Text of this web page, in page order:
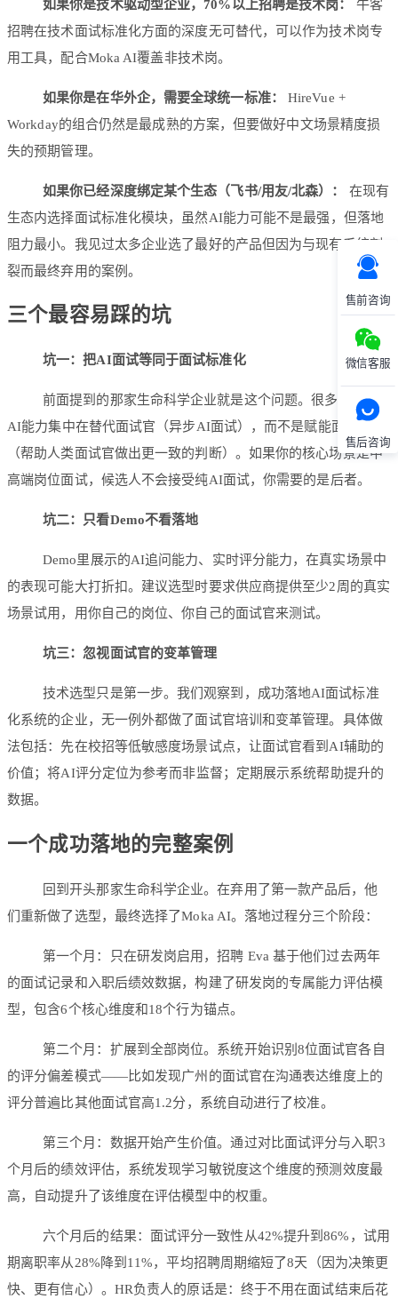
售前咨询
微信客服
售后咨询
如果你是技术驱动型企业，70%以上招聘是技术岗：
牛客
招聘在技术面试标准化方面的深度无可替代，可以作为技术岗专
用工具，配合Moka AI覆盖非技术岗。
如果你是在华外企，需要全球统一标准：
HireVue +
Workday的组合仍然是最成熟的方案，但要做好中文场景精度损
失的预期管理。
如果你已经深度绑定某个生态（飞书/用友/北森）：
在现有
生态内选择面试标准化模块，虽然AI能力可能不是最强，但落地
阻力最小。我见过太多企业选了最好的产品但因为与现有系统割
裂而最终弃用的案例。
三个最容易踩的坑
坑一：把AI面试等同于面试标准化
前面提到的那家生命科学企业就是这个问题。很多产品的
AI能力集中在替代面试官（异步AI面试），而不是赋能面试官
（帮助人类面试官做出更一致的判断）。如果你的核心场景是中
高端岗位面试，候选人不会接受纯AI面试，你需要的是后者。
坑二：只看Demo不看落地
Demo里展示的AI追问能力、实时评分能力，在真实场景中
的表现可能大打折扣。建议选型时要求供应商提供至少2周的真实
场景试用，用你自己的岗位、你自己的面试官来测试。
坑三：忽视面试官的变革管理
技术选型只是第一步。我们观察到，成功落地AI面试标准
化系统的企业，无一例外都做了面试官培训和变革管理。具体做
法包括：先在校招等低敏感度场景试点，让面试官看到AI辅助的
价值；将AI评分定位为参考而非监督；定期展示系统帮助提升的
数据。
一个成功落地的完整案例
回到开头那家生命科学企业。在弃用了第一款产品后，他
们重新做了选型，最终选择了Moka AI。落地过程分三个阶段：
第一个月：只在研发岗启用，招聘 Eva 基于他们过去两年
的面试记录和入职后绩效数据，构建了研发岗的专属能力评估模
型，包含6个核心维度和18个行为锚点。
第二个月：扩展到全部岗位。系统开始识别8位面试官各自
的评分偏差模式——比如发现广州的面试官在沟通表达维度上的
评分普遍比其他面试官高1.2分，系统自动进行了校准。
第三个月：数据开始产生价值。通过对比面试评分与入职3
个月后的绩效评估，系统发现学习敏锐度这个维度的预测效度最
高，自动提升了该维度在评估模型中的权重。
六个月后的结果：面试评分一致性从42%提升到86%，试用
期离职率从28%降到11%，平均招聘周期缩短了8天（因为决策更
快、更有信心）。HR负责人的原话是：终于不用在面试结束后花